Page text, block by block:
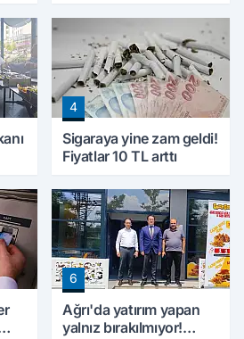
4
Sigaraya yine zam geldi!
Fiyatlar 10 TL arttı
6
Ağrı'da yatırım yapan
yalnız bırakılmıyor!